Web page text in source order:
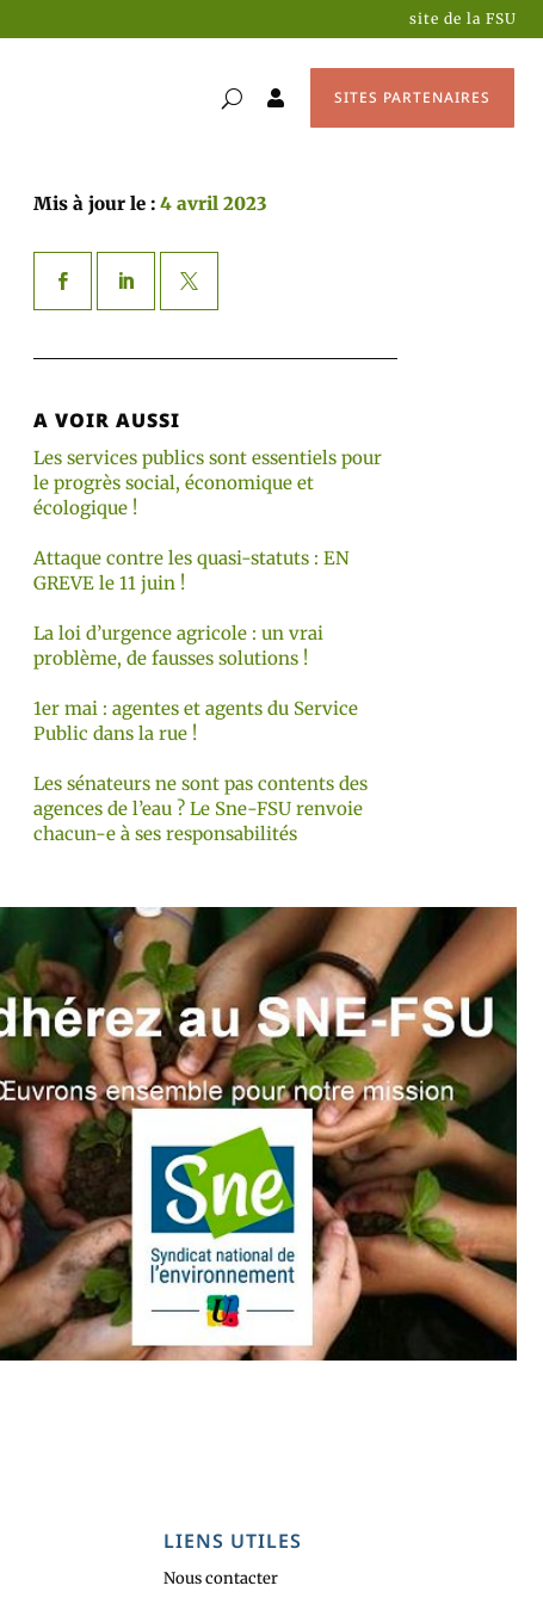
site de la FSU
 SITES PARTENAIRES
Mis à jour le : 4 avril 2023
A VOIR AUSSI
Les services publics sont essentiels pour
le progrès social, économique et
écologique !
Attaque contre les quasi-statuts : EN
GREVE le 11 juin !
La loi d’urgence agricole : un vrai
problème, de fausses solutions !
1er mai : agentes et agents du Service
Public dans la rue !
Les sénateurs ne sont pas contents des
agences de l’eau ? Le Sne-FSU renvoie
chacun-e à ses responsabilités
LIENS UTILES
Nous contacter